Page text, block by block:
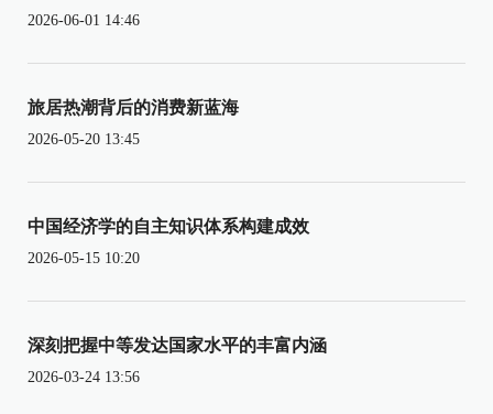
2026-06-01 14:46
旅居热潮背后的消费新蓝海
2026-05-20 13:45
中国经济学的自主知识体系构建成效
2026-05-15 10:20
深刻把握中等发达国家水平的丰富内涵
2026-03-24 13:56